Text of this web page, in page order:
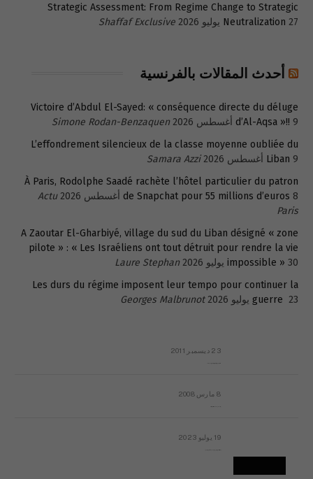
Strategic Assessment: From Regime Change to Strategic
Neutralization 27 يوليو 2026 Shaffaf Exclusive
أحدث المقالات بالفرنسية
Victoire d’Abdul El-Sayed: « conséquence directe du déluge
d’Al-Aqsa »!! 9 أغسطس 2026
Simone Rodan-Benzaquen
L’effondrement silencieux de la classe moyenne oubliée du
Liban 9 أغسطس 2026
Samara Azzi
À Paris, Rodolphe Saadé rachète l’hôtel particulier du patron
de Snapchat pour 55 millions d’euros 8 أغسطس 2026
Actu
Paris
A Zaoutar El-Gharbiyé, village du sud du Liban désigné « zone
pilote » : « Les Israéliens ont tout détruit pour rendre la vie
impossible » 30 يوليو 2026
Laure Stephan
Les durs du régime imposent leur tempo pour continuer la
guerre 23 يوليو 2026 Georges Malbrunot
23 ديسمبر 2011
8 مارس 2008
19 يوليو 2023